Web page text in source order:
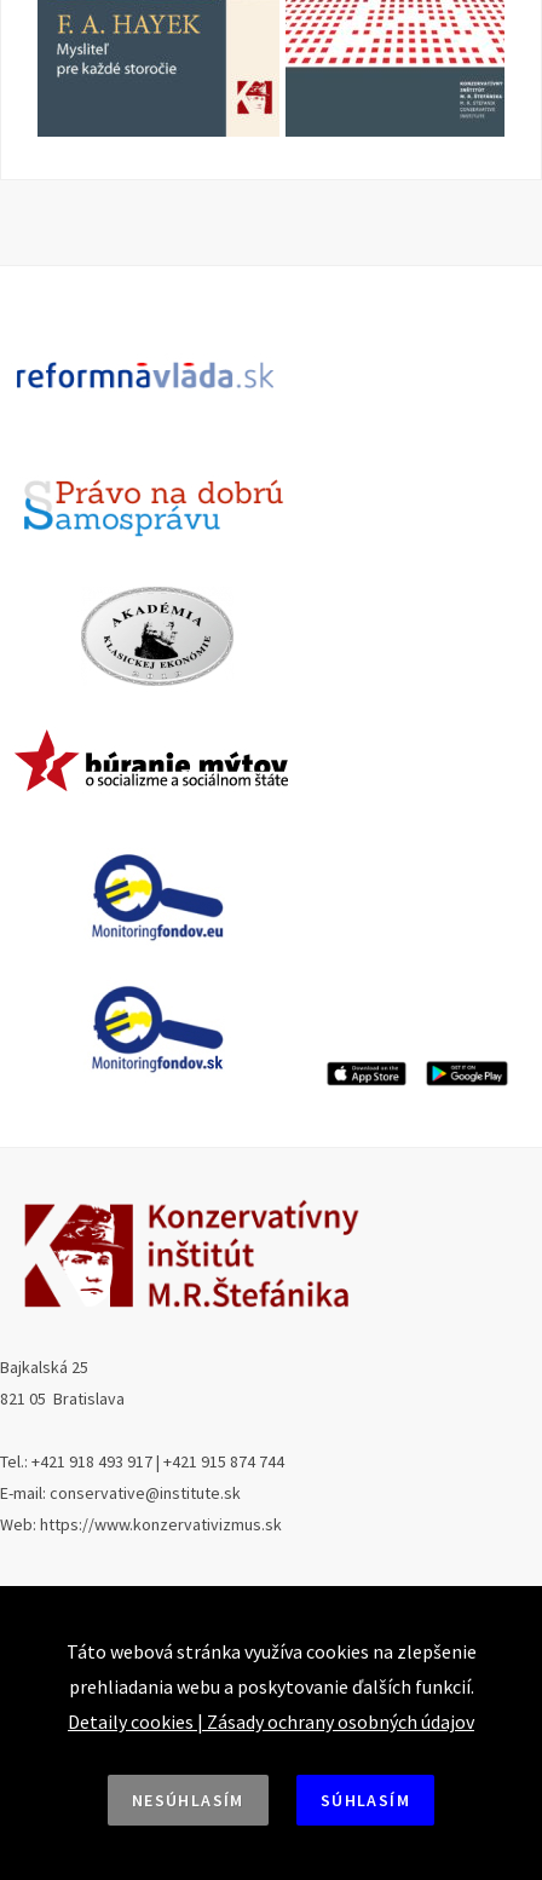
Bajkalská 25
821 05 Bratislava
Tel.: +421 918 493 917 | +421 915 874 744
E-mail: conservative@institute.sk
Web: https://www.konzervativizmus.sk
Aktivity a podujatia
Konzervatívne kluby
Názory a nalýzy
Táto webová stránka využíva cookies na zlepšenie
prehliadania webu a poskytovanie ďalších funkcií.
Detaily cookies | Zásady ochrany osobných údajov
NESÚHLASÍM SÚHLASÍM